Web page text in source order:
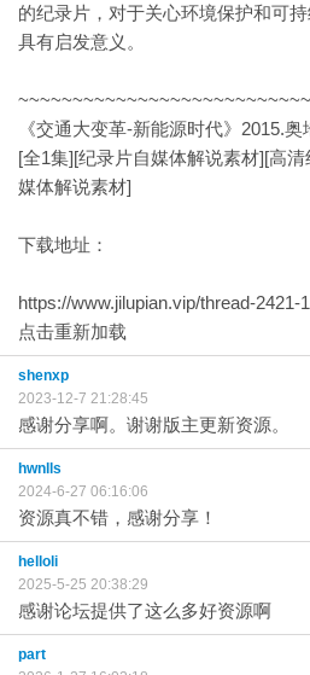
的纪录片，对于关心环境保护和可
具有启发意义。
《交通大变革-新能源时代》2015.
[全1集][纪录片自媒体解说素材][高
媒体解说素材]
下载地址：
https://www.jilupian.vip/thread-2421-
点击重新加载
shenxp
2023-12-7 21:28:45
感谢分享啊。谢谢版主更新资源。
hwnlls
2024-6-27 06:16:06
资源真不错，感谢分享！
helloli
2025-5-25 20:38:29
感谢论坛提供了这么多好资源啊
part